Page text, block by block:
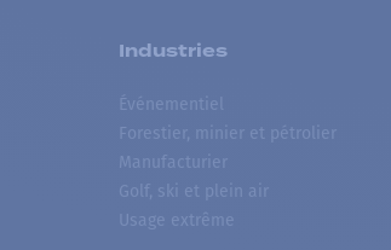
Industries
Événementiel
Forestier, minier et pétrolier
Manufacturier
Golf, ski et plein air
Usage extrême